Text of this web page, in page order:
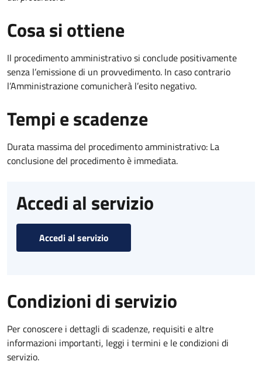
Cosa si ottiene
Il procedimento amministrativo si conclude positivamente
senza l’emissione di un provvedimento. In caso contrario
l’Amministrazione comunicherà l’esito negativo.
Tempi e scadenze
Durata massima del procedimento amministrativo: La
conclusione del procedimento è immediata.
Accedi al servizio
Accedi al servizio
Condizioni di servizio
Per conoscere i dettagli di scadenze, requisiti e altre
informazioni importanti, leggi i termini e le condizioni di
servizio.